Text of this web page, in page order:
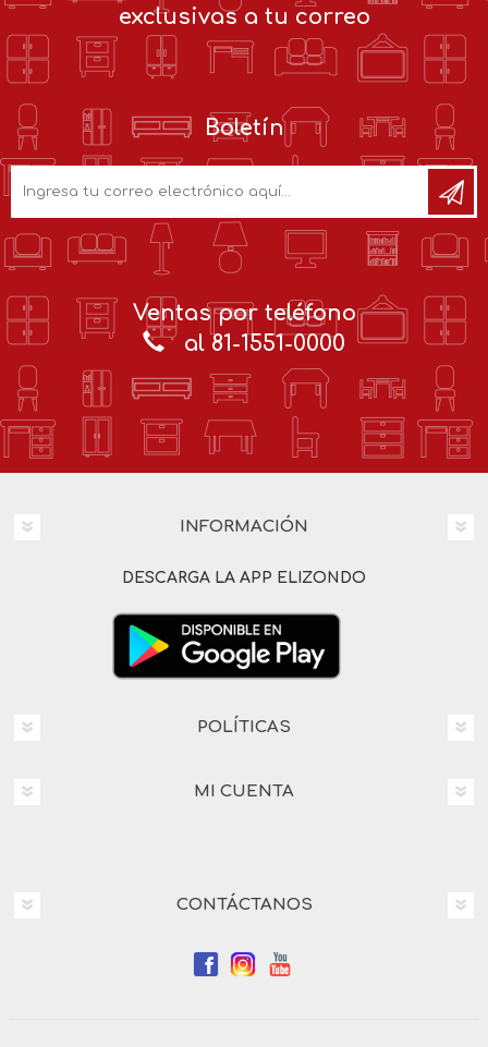
exclusivas a tu correo
Boletín
Ventas por teléfono
al 81-1551-0000
INFORMACIÓN
DESCARGA LA APP ELIZONDO
POLÍTICAS
MI CUENTA
CONTÁCTANOS